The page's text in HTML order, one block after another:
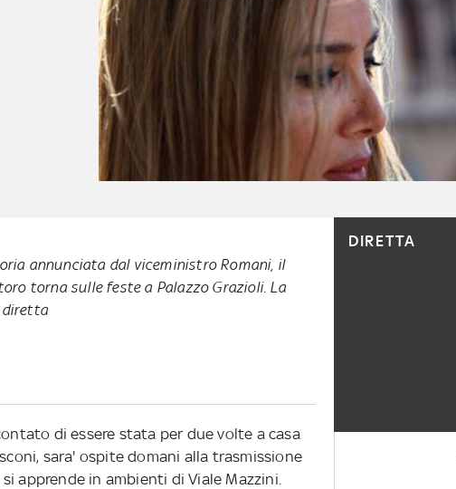
annunciata dal viceministro Romani, il
torna sulle feste a Palazzo Grazioli. La
diretta
di essere stata per due volte a casa
sara' ospite domani alla trasmissione
apprende in ambienti di Viale Mazzini.
DIRETTA